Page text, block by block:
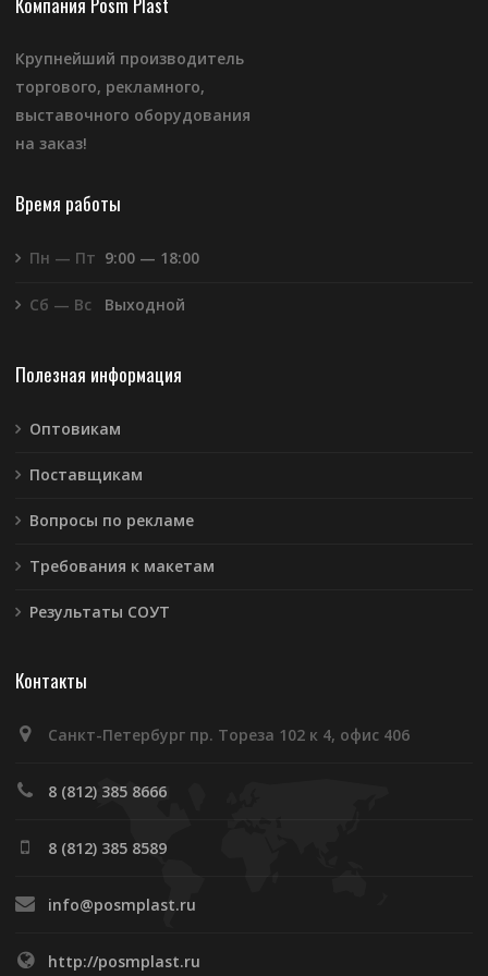
Крупнейший производитель
торгового, рекламного,
выставочного оборудования
на заказ!
Время работы
Пн — Пт 9:00 — 18:00
Сб — Вс Выходной
Полезная информация
Оптовикам
Поставщикам
Вопросы по рекламе
Требования к макетам
Результаты СОУТ
Контакты
Санкт-Петербург пр. Тореза 102 к 4, офис 406
8 (812) 385 8666
8 (812) 385 8589
info@posmplast.ru
http://posmplast.ru